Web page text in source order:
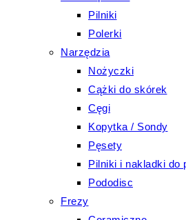
Pilniki
Polerki
Narzędzia
Nożyczki
Cążki do skórek
Cęgi
Kopytka / Sondy
Pęsety
Pilniki i nakladki do
Pododisc
Frezy